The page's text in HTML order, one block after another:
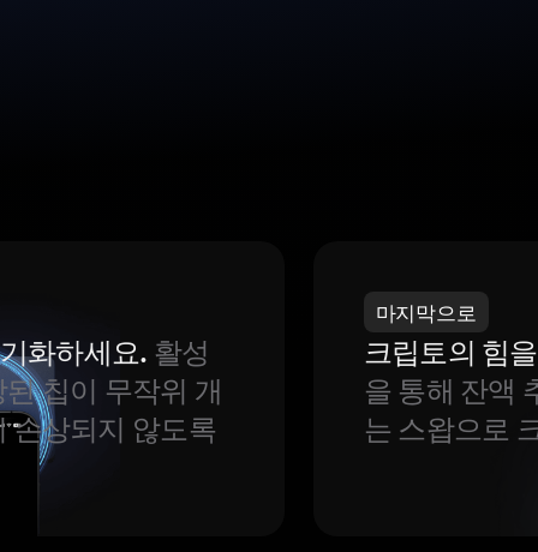
화하세요. 활성
칩이 무작위 개
손상되지 않도록
마지막으로
크립토의 힘
을 통해 잔액
는 스왑으로